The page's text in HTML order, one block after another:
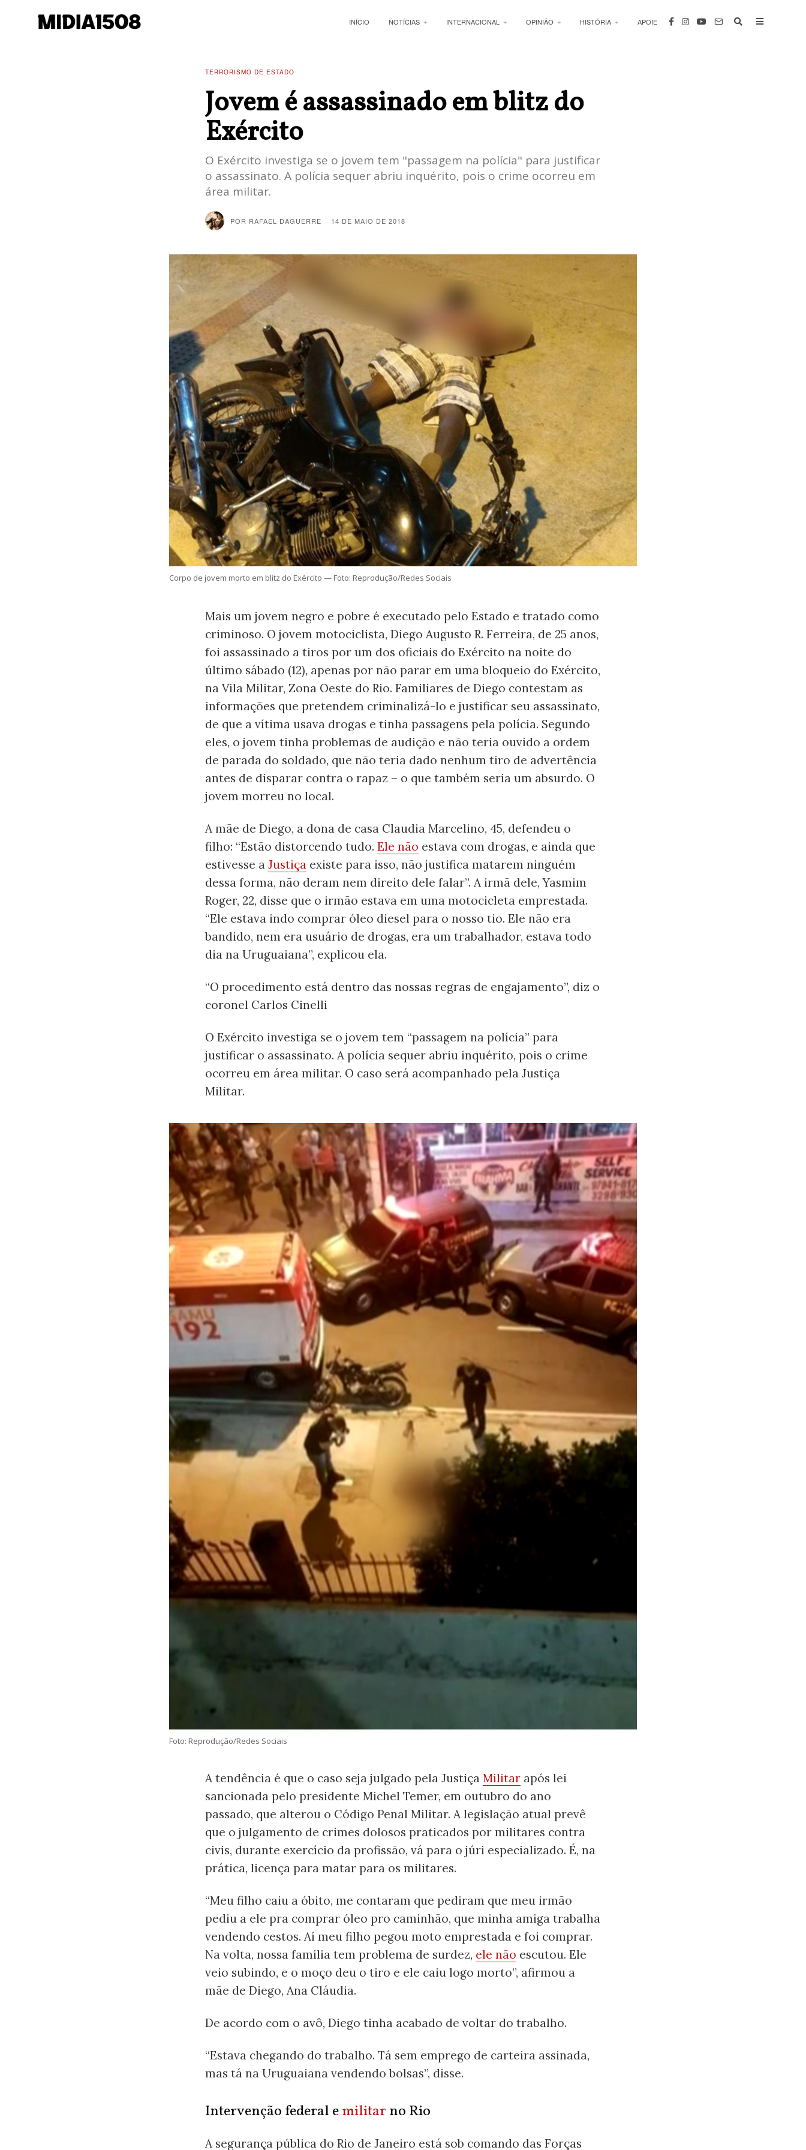
INÍCIO NOTÍCIAS INTERNACIONAL OPINIÃO HISTÓRIA APOIE
TERRORISMO DE ESTADO
Jovem é assassinado em blitz do
Exército
O Exército investiga se o jovem tem "passagem na polícia" para justificar
o assassinato. A polícia sequer abriu inquérito, pois o crime ocorreu em
área militar.
POR RAFAEL DAGUERRE 14 DE MAIO DE 2018
Corpo de jovem morto em blitz do Exército — Foto: Reprodução/Redes Sociais
Mais um jovem negro e pobre é executado pelo Estado e tratado como
criminoso. O jovem motociclista, Diego Augusto R. Ferreira, de 25 anos,
foi assassinado a tiros por um dos oficiais do Exército na noite do
último sábado (12), apenas por não parar em uma bloqueio do Exército,
na Vila Militar, Zona Oeste do Rio. Familiares de Diego contestam as
informações que pretendem criminalizá-lo e justificar seu assassinato,
de que a vítima usava drogas e tinha passagens pela polícia. Segundo
eles, o jovem tinha problemas de audição e não teria ouvido a ordem
de parada do soldado, que não teria dado nenhum tiro de advertência
antes de disparar contra o rapaz – o que também seria um absurdo. O
jovem morreu no local.
A mãe de Diego, a dona de casa Claudia Marcelino, 45, defendeu o
filho: “Estão distorcendo tudo. Ele não estava com drogas, e ainda que
estivesse a Justiça existe para isso, não justifica matarem ninguém
dessa forma, não deram nem direito dele falar”. A irmã dele, Yasmim
Roger, 22, disse que o irmão estava em uma motocicleta emprestada.
“Ele estava indo comprar óleo diesel para o nosso tio. Ele não era
bandido, nem era usuário de drogas, era um trabalhador, estava todo
dia na Uruguaiana”, explicou ela.
“O procedimento está dentro das nossas regras de engajamento”, diz o
coronel Carlos Cinelli
O Exército investiga se o jovem tem “passagem na polícia” para
justificar o assassinato. A polícia sequer abriu inquérito, pois o crime
ocorreu em área militar. O caso será acompanhado pela Justiça
Militar.
Foto: Reprodução/Redes Sociais
A tendência é que o caso seja julgado pela Justiça Militar após lei
sancionada pelo presidente Michel Temer, em outubro do ano
passado, que alterou o Código Penal Militar. A legislação atual prevê
que o julgamento de crimes dolosos praticados por militares contra
civis, durante exercício da profissão, vá para o júri especializado. É, na
prática, licença para matar para os militares.
“Meu filho caiu a óbito, me contaram que pediram que meu irmão
pediu a ele pra comprar óleo pro caminhão, que minha amiga trabalha
vendendo cestos. Aí meu filho pegou moto emprestada e foi comprar.
Na volta, nossa família tem problema de surdez, ele não escutou. Ele
veio subindo, e o moço deu o tiro e ele caiu logo morto”, afirmou a
mãe de Diego, Ana Cláudia.
De acordo com o avô, Diego tinha acabado de voltar do trabalho.
“Estava chegando do trabalho. Tá sem emprego de carteira assinada,
mas tá na Uruguaiana vendendo bolsas”, disse.
Intervenção federal emilitar no Rio
A segurança pública do Rio de Janeiro está sob comando das Forças